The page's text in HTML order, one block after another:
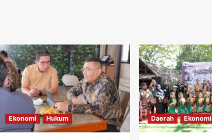
Ekonomi Hukum Daerah Ekonomi